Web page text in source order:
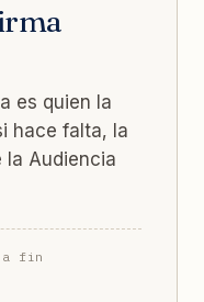
es quien la
hace falta, la
la Audiencia
a fin